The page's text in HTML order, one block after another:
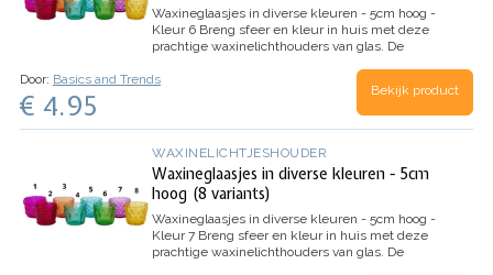
Waxineglaasjes in diverse kleuren - 5cm hoog -
Kleur 6 Breng sfeer en kleur in huis met deze
prachtige waxinelichthouders van glas. De
gezellige ambiance te creëren, of je ze nu op de
Door: Basics and Trends
€ 4.95 Bekijk product
WAXINELICHTJESHOUDER
Waxineglaasjes in diverse kleuren - 5cm
hoog (8 variants)
Waxineglaasjes in diverse kleuren - 5cm hoog -
Kleur 7 Breng sfeer en kleur in huis met deze
prachtige waxinelichthouders van glas. De